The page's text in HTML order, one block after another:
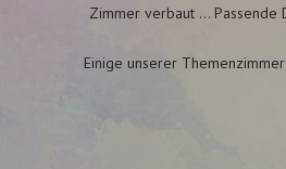
Zimmer verbaut ... Passende
Einige unserer